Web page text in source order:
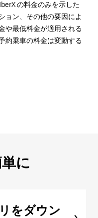
の料金のみを示した
ョン、その他の要因によ
や最低料金が適用される
約乗車の料金は変動する
に
をダウン